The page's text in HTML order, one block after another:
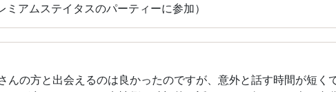
アムステイタスのパーティーに参加）
んの方と出会えるのは良かったのですが、意外と話す時間が短く